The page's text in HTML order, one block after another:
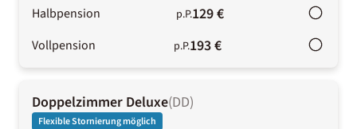
Halbpension p.P.129 €
Vollpension p.P.193 €
Doppelzimmer Deluxe(DD)
Flexible Stornierung möglich